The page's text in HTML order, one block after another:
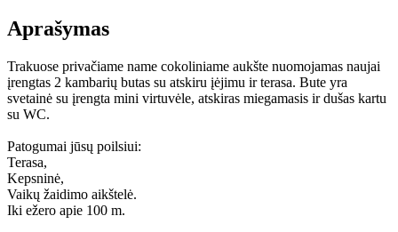
Aprašymas
Trakuose privačiame name cokoliniame aukšte nuomojamas naujai
įrengtas 2 kambarių butas su atskiru įėjimu ir terasa. Bute yra
svetainė su įrengta mini virtuvėle, atskiras miegamasis ir dušas kartu
su WC.
Patogumai jūsų poilsiui:
Terasa,
Kepsninė,
Vaikų žaidimo aikštelė.
Iki ežero apie 100 m.